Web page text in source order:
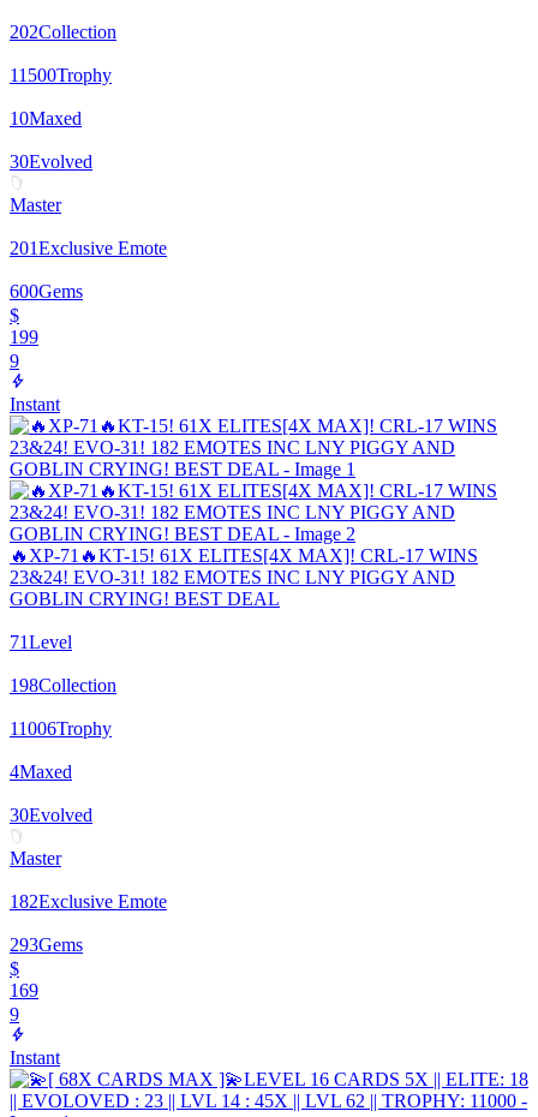
202Collection
11500Trophy
10Maxed
30Evolved
Master
201Exclusive Emote
600Gems
$
199
9
Instant
🔥XP-71🔥KT-15! 61X ELITES[4X MAX]! CRL-17 WINS
23&24! EVO-31! 182 EMOTES INC LNY PIGGY AND
GOBLIN CRYING! BEST DEAL
71Level
198Collection
11006Trophy
4Maxed
30Evolved
Master
182Exclusive Emote
293Gems
$
169
9
Instant